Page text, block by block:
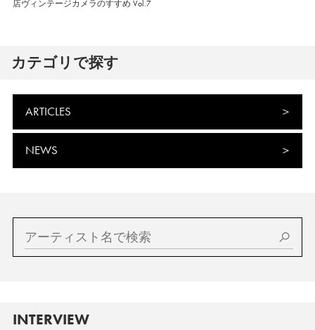
店ヴィンテージカメラのすすめ Vol.7
カテゴリで探す
ARTICLES
NEWS
INTERVIEW